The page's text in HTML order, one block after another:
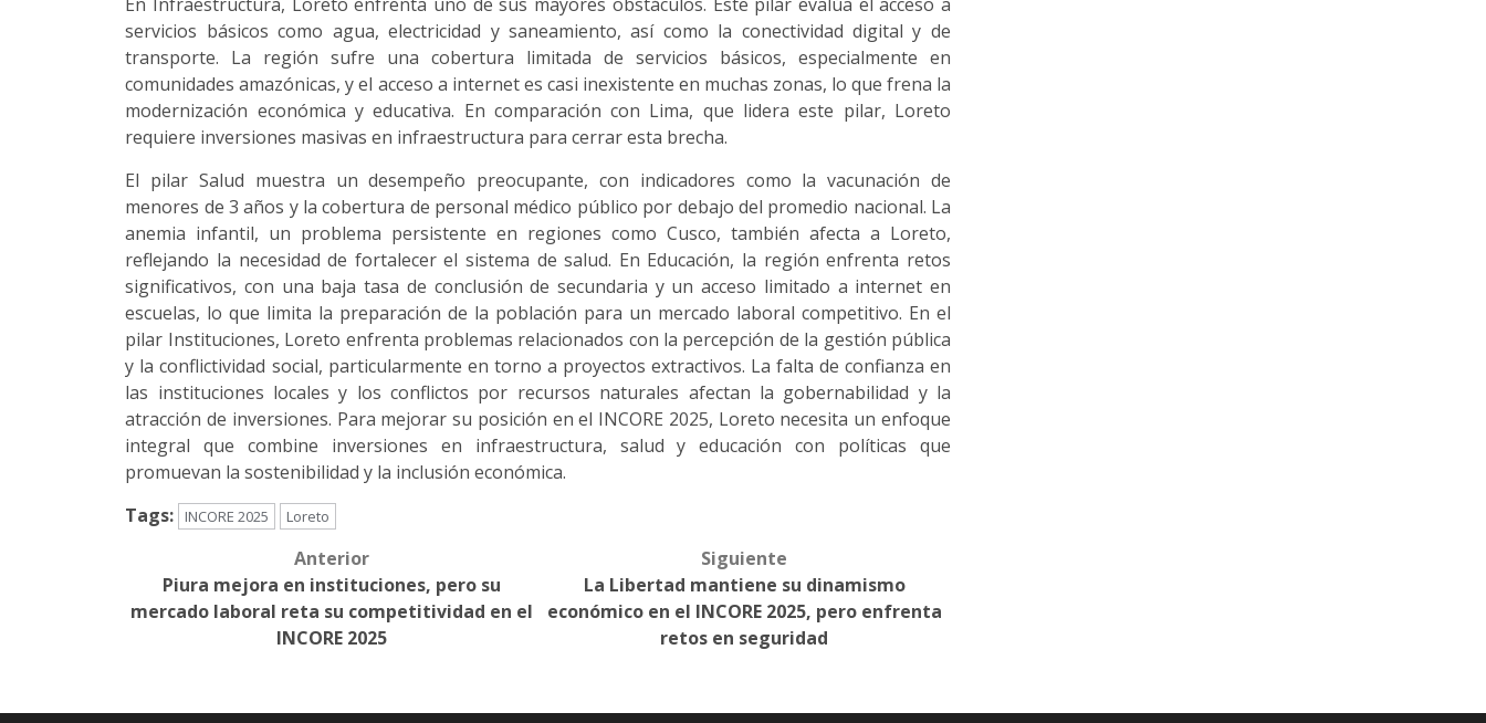
servicios básicos como agua, electricidad y saneamiento, así como la conectividad digital y de
transporte. La región sufre una cobertura limitada de servicios básicos, especialmente en
comunidades amazónicas, y el acceso a internet es casi inexistente en muchas zonas, lo que frena la
modernización económica y educativa. En comparación con Lima, que lidera este pilar, Loreto
requiere inversiones masivas en infraestructura para cerrar esta brecha.
El pilar Salud muestra un desempeño preocupante, con indicadores como la vacunación de
menores de 3 años y la cobertura de personal médico público por debajo del promedio nacional. La
anemia infantil, un problema persistente en regiones como Cusco, también afecta a Loreto,
reflejando la necesidad de fortalecer el sistema de salud. En Educación, la región enfrenta retos
significativos, con una baja tasa de conclusión de secundaria y un acceso limitado a internet en
escuelas, lo que limita la preparación de la población para un mercado laboral competitivo. En el
pilar Instituciones, Loreto enfrenta problemas relacionados con la percepción de la gestión pública
y la conflictividad social, particularmente en torno a proyectos extractivos. La falta de confianza en
las instituciones locales y los conflictos por recursos naturales afectan la gobernabilidad y la
atracción de inversiones. Para mejorar su posición en el INCORE 2025, Loreto necesita un enfoque
integral que combine inversiones en infraestructura, salud y educación con políticas que
promuevan la sostenibilidad y la inclusión económica.
Tags:
INCORE 2025 Loreto
navigation
Anterior
Piura mejora en instituciones, pero su
mercado laboral reta su competitividad en el
INCORE 2025
Siguiente
La Libertad mantiene su dinamismo
económico en el INCORE 2025, pero enfrenta
retos en seguridad